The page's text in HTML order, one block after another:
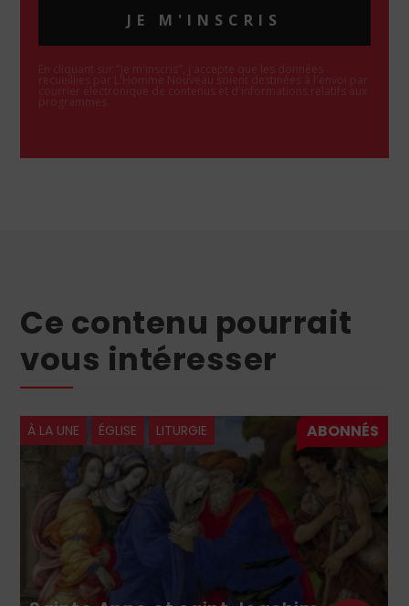
JE M'INSCRIS
En cliquant sur "Je m'inscris", j'accepte que les données
recueillies par L'Homme Nouveau soient destinées à l'envoi par
courrier électronique de contenus et d'informations relatifs aux
programmes.
Ce contenu pourrait
vous intéresser
À LA UNE ÉGLISE LECTURES